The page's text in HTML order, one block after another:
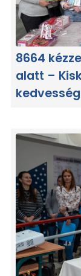
8664
alatt –
kedvesség